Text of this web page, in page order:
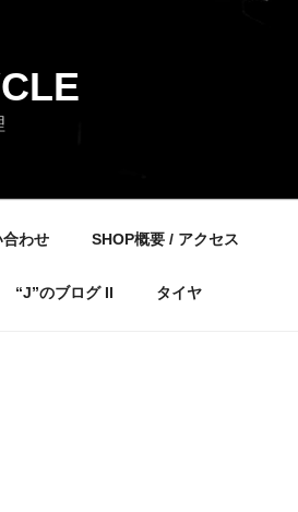
合わせ SHOP概要 / アクセス
“J”のブログ II タイヤ